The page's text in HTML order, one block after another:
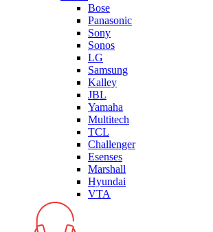
Bose
Panasonic
Sony
Sonos
LG
Samsung
Kalley
JBL
Yamaha
Multitech
TCL
Challenger
Esenses
Marshall
Hyundai
VTA